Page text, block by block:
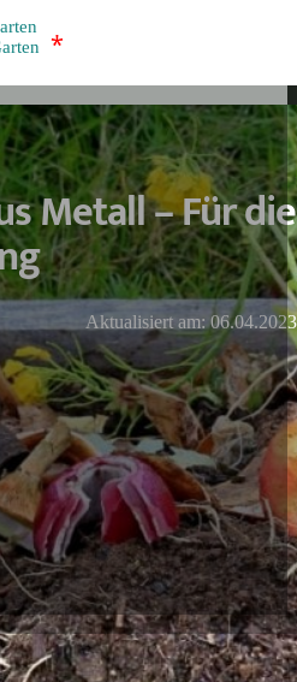
*
Metall – Für
Aktualisiert am: 06.04.2023